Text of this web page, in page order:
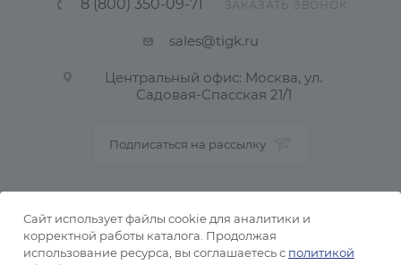
8 (800) 350-09-71 ЗАКАЗАТЬ ЗВОНОК
sales@tigk.ru
Центральный офис: Москва, ул.
Садовая-Спасская 21/1
Подписаться на рассылку
Сайт использует файлы cookie для аналитики и
корректной работы каталога. Продолжая
использование ресурса, вы соглашаетесь с политикой